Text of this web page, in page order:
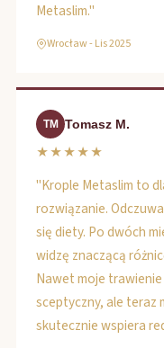
Metaslim."
Wrocław - Lis 2025
TM Tomasz M.
★★★★★
"Krople Metaslim to
rozwiązanie.
się diety. Po dwóch
widzę znaczącą
Nawet moje
sceptyczny, ale teraz
skutecznie wspiera